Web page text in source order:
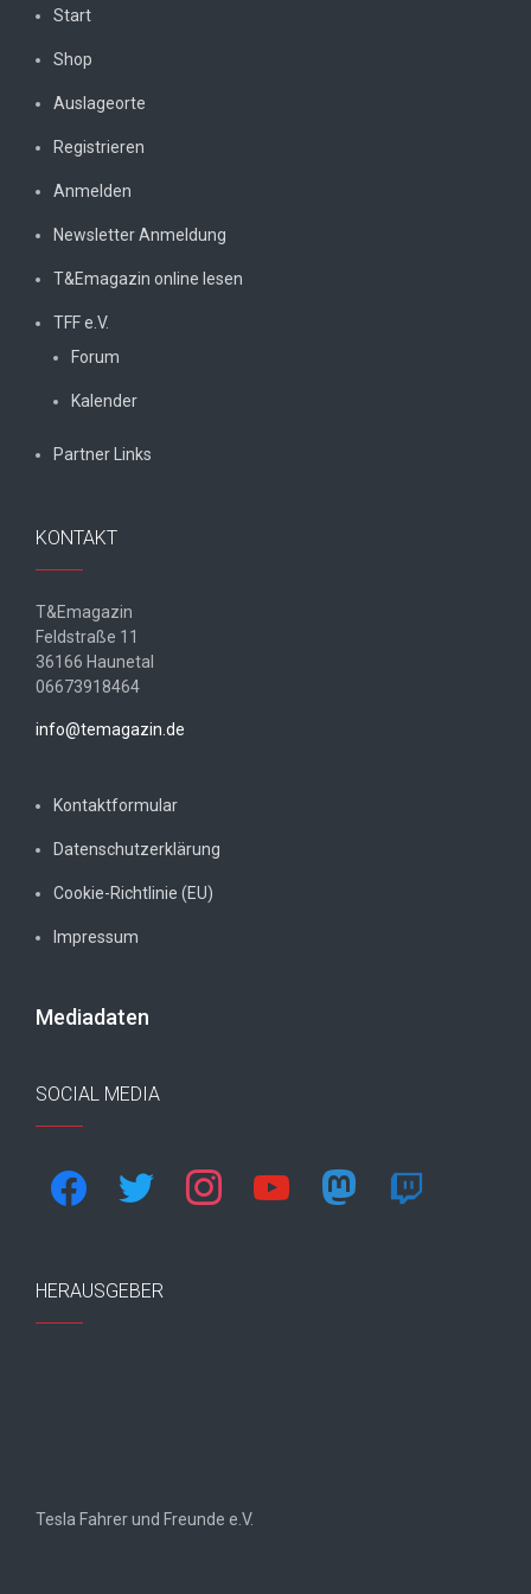
Start
Shop
Auslageorte
Registrieren
Anmelden
Newsletter Anmeldung
T&Emagazin online lesen
TFF e.V.
Forum
Kalender
Partner Links
KONTAKT
T&Emagazin
Feldstraße 11
36166 Haunetal
06673918464
info@temagazin.de
Kontaktformular
Datenschutzerklärung
Cookie-Richtlinie (EU)
Impressum
Mediadaten
SOCIAL MEDIA
facebook twitter instagram youtube mastodon twitch
HERAUSGEBER
Tesla Fahrer und Freunde e.V.